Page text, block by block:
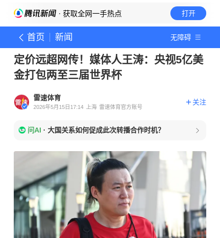
· 获取全网一手热点 打开
首页 新闻 无障碍
定价远超网传！媒体人王涛：央视5亿美
金打包两至三届世界杯
雷速体育
2026年5月15日17:14 上海 雷速体育官方账号
关注
问AI · 大国关系如何促成此次转播合作时机？